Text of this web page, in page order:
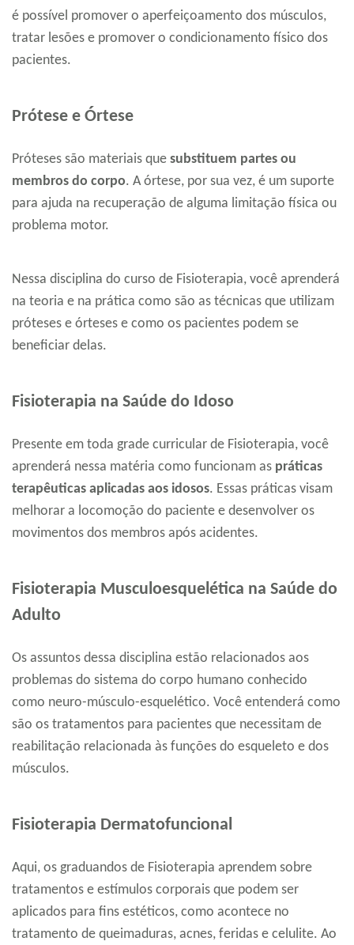
é possível promover o aperfeiçoamento dos músculos,
tratar lesões e promover o condicionamento físico dos
pacientes.
Prótese e Órtese
Próteses são materiais que substituem partes ou
membros do corpo. A órtese, por sua vez, é um suporte
para ajuda na recuperação de alguma limitação física ou
problema motor.
Nessa disciplina do curso de Fisioterapia, você aprenderá
na teoria e na prática como são as técnicas que utilizam
próteses e órteses e como os pacientes podem se
beneficiar delas.
Fisioterapia na Saúde do Idoso
Presente em toda grade curricular de Fisioterapia, você
aprenderá nessa matéria como funcionam as práticas
terapêuticas aplicadas aos idosos. Essas práticas visam
melhorar a locomoção do paciente e desenvolver os
movimentos dos membros após acidentes.
Fisioterapia Musculoesquelética na Saúde do
Adulto
Os assuntos dessa disciplina estão relacionados aos
problemas do sistema do corpo humano conhecido
como neuro-músculo-esquelético. Você entenderá como
são os tratamentos para pacientes que necessitam de
reabilitação relacionada às funções do esqueleto e dos
músculos.
Fisioterapia Dermatofuncional
Aqui, os graduandos de Fisioterapia aprendem sobre
tratamentos e estímulos corporais que podem ser
aplicados para fins estéticos, como acontece no
tratamento de queimaduras, acnes, feridas e celulite. Ao